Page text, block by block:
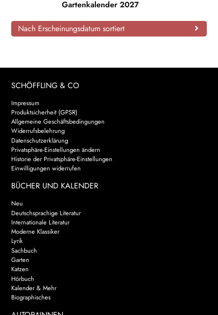
NEWSLETTER
Search:
Gartenkalender 2027
Nach Erscheinungsdatum sortiert
SCHÖFFLING & CO
Impressum
Produktsicherheit (GPSR)
Allgemeine Geschäftsbedingungen
Widerrufsbelehrung
Datenschutzerklärung
Privatsphäre-Einstellungen ändern
Historie der Privatsphäre-Einstellungen
Einwilligungen widerrufen
BÜCHER UND KALENDER
Neu
Deutschsprachige Literatur
Internationale Literatur
Moderne Klassiker
Lyrik
Sachbuch
Garten
Katzen
Hörbuch
Kalender & Mehr
Biographisches